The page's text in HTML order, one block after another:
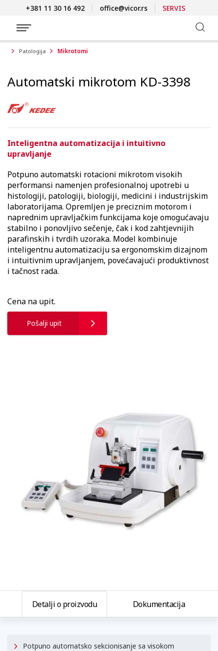
+381 11 30 16 492 office@vicor.rs SERVIS
Patologija Mikrotomi
Automatski mikrotom KD-3398
Inteligentna automatizacija i intuitivno
upravljanje
Potpuno automatski rotacioni mikrotom visokih
performansi namenjen profesionalnoj upotrebi u
histologiji, patologiji, biologiji, medicini i industrijskim
laboratorijama. Opremljen je preciznim motorom i
naprednim upravljačkim funkcijama koje omogućavaju
stabilno i ponovljivo sečenje, čak i kod zahtjevnijih
parafinskih i tvrdih uzoraka. Model kombinuje
inteligentnu automatizaciju sa ergonomskim dizajnom
i intuitivnim upravljanjem, povećavajući produktivnost
i tačnost rada.
Cena na upit.
Pošalji upit
Detalji o proizvodu Dokumentacija
Potpuno automatsko sekcionisanje sa visokom